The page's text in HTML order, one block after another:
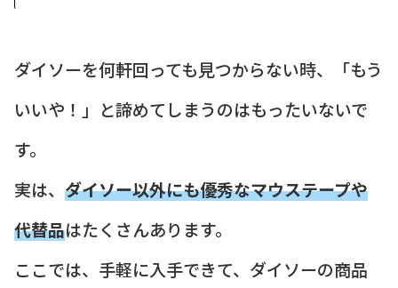
ダイソーを何軒回っても見つからない時、「もう
いいや！」と諦めてしまうのはもったいないで
す。
実は、 ダイソー以外にも優秀なマウステープや
代替品はたくさんあります。
ここでは、手軽に入手できて、ダイソーの商品